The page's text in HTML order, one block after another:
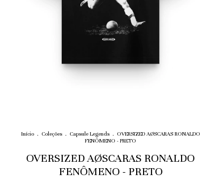
Início . Coleções . Capsule Legends . OVERSIZED AØSCARAS RONALDO
FENÔMENO - PRETO
OVERSIZED AØSCARAS RONALDO
FENÔMENO - PRETO